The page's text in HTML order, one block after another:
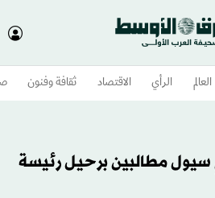
العالم الرأي الاقتصاد ثقافة وفنون
سيول مطالبين برحيل رئيسة